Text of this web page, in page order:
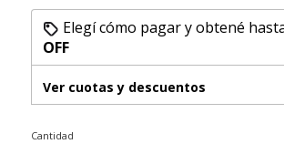
Elegí cómo pagar y obtené
OFF
Ver cuotas y descuentos
Cantidad